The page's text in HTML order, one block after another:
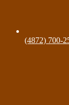
(4872) 700-